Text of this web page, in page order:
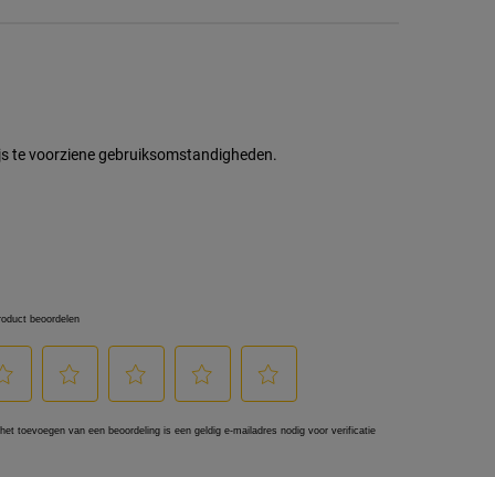
te voorziene gebruiksomstandigheden.